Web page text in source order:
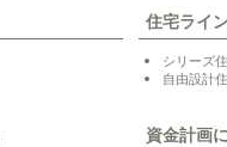
住宅ライ
シリーズ
自由設計
資金計画